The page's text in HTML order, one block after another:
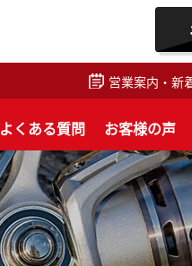
営業案内・新
よくある質問 お客様の声